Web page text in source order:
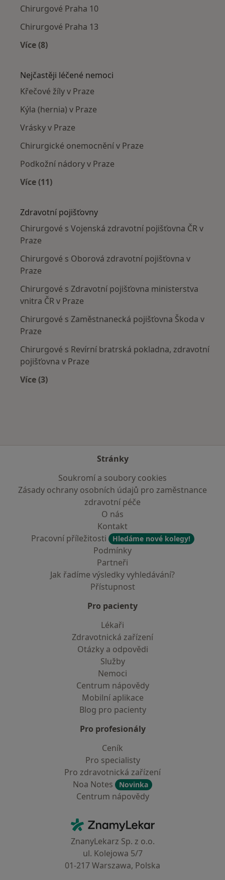
Chirurgové Praha 10
Chirurgové Praha 13
Více (8)
Nejčastěji léčené nemoci
Křečové žíly v Praze
Kýla (hernia) v Praze
Vrásky v Praze
Chirurgické onemocnění v Praze
Podkožní nádory v Praze
Více (11)
Zdravotní pojišťovny
Chirurgové s Vojenská zdravotní pojišťovna ČR v
Praze
Chirurgové s Oborová zdravotní pojišťovna v
Praze
Chirurgové s Zdravotní pojišťovna ministerstva
vnitra ČR v Praze
Chirurgové s Zaměstnanecká pojišťovna Škoda v
Praze
Chirurgové s Revírní bratrská pokladna, zdravotní
pojišťovna v Praze
Více (3)
Stránky
Soukromí a soubory cookies
Zásady ochrany osobních údajů pro zaměstnance
zdravotní péče
O nás
Kontakt
Pracovní příležitosti
Hledáme nové kolegy!
Podmínky
Partneři
Jak řadíme výsledky vyhledávání?
Přístupnost
Pro pacienty
Lékaři
Zdravotnická zařízení
Otázky a odpovědi
Služby
Nemoci
Centrum nápovědy
Mobilní aplikace
Blog pro pacienty
Pro profesionály
Ceník
Pro specialisty
Pro zdravotnická zařízení
Noa Notes
Novinka
Centrum nápovědy
ZnamyLekar - Hlavní stránka
ZnanyLekarz Sp. z o.o.
ul. Kolejowa 5/7
01-217 Warszawa, Polska